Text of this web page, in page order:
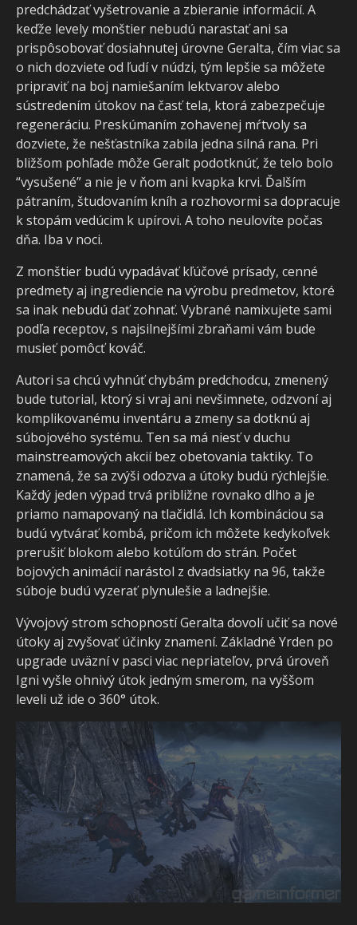
predchádzať vyšetrovanie a zbieranie informácií. A
keďže levely monštier nebudú narastať ani sa
prispôsobovať dosiahnutej úrovne Geralta, čím viac sa
o nich dozviete od ľudí v núdzi, tým lepšie sa môžete
pripraviť na boj namiešaním lektvarov alebo
sústredením útokov na časť tela, ktorá zabezpečuje
regeneráciu. Preskúmaním zohavenej mŕtvoly sa
dozviete, že nešťastníka zabila jedna silná rana. Pri
bližšom pohľade môže Geralt podotknúť, že telo bolo
“vysušené” a nie je v ňom ani kvapka krvi. Ďalším
pátraním, študovaním kníh a rozhovormi sa dopracuje
k stopám vedúcim k upírovi. A toho neulovíte počas
dňa. Iba v noci.
Z monštier budú vypadávať kľúčové prísady, cenné
predmety aj ingrediencie na výrobu predmetov, ktoré
sa inak nebudú dať zohnať. Vybrané namixujete sami
podľa receptov, s najsilnejšími zbraňami vám bude
musieť pomôcť kováč.
Autori sa chcú vyhnúť chybám predchodcu, zmenený
bude tutorial, ktorý si vraj ani nevšimnete, odzvoní aj
komplikovanému inventáru a zmeny sa dotknú aj
súbojového systému. Ten sa má niesť v duchu
mainstreamových akcií bez obetovania taktiky. To
znamená, že sa zvýši odozva a útoky budú rýchlejšie.
Každý jeden výpad trvá približne rovnako dlho a je
priamo namapovaný na tlačidlá. Ich kombináciou sa
budú vytvárať kombá, pričom ich môžete kedykoľvek
prerušiť blokom alebo kotúľom do strán. Počet
bojových animácií narástol z dvadsiatky na 96, takže
súboje budú vyzerať plynulešie a ladnejšie.
Vývojový strom schopností Geralta dovolí učiť sa nové
útoky aj zvyšovať účinky znamení. Základné Yrden po
upgrade uväzní v pasci viac nepriateľov, prvá úroveň
Igni vyšle ohnivý útok jedným smerom, na vyššom
leveli už ide o 360° útok.